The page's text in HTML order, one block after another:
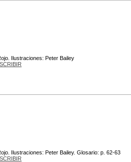
Ilustraciones: Peter Bailey
Ilustraciones: Peter Bailey. Glosario: p. 62-63